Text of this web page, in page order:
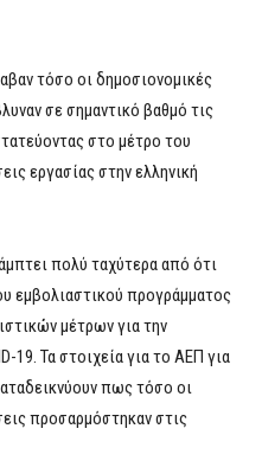
τόσο οι δημοσιονομικές
σε σημαντικό βαθμό τις
στο μέτρο του
εργασίας στην ελληνική
πολύ ταχύτερα από ότι
εμβολιαστικού προγράμματος
μέτρων για την
19. Τα στοιχεία για το ΑΕΠ για
πως τόσο οι
προσαρμόστηκαν στις